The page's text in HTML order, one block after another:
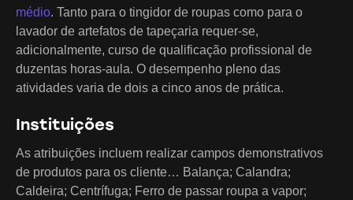
médio. Tanto para o tingidor de roupas como para o
lavador de artefatos de tapeçaria requer-se,
adicionalmente, curso de qualificação profissional de
duzentas horas-aula. O desempenho pleno das
atividades varia de dois a cinco anos de prática.
Instituições
As atribuições incluem realizar campos demonstrativos
de produtos para os cliente… Balança; Calandra;
Caldeira; Centrífuga; Ferro de passar roupa a vapor;